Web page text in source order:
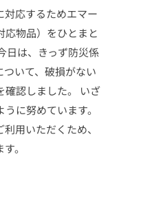
対応するためエマー
応物品）をひとまと
日は、きっず防災係
いて、破損がない
認しました。
いざ
に努めています。
用いただくため、
。